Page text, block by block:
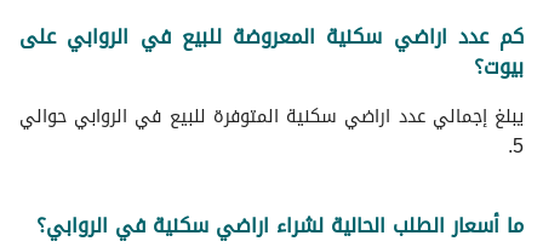
اراضي سكنية حي الخزامى
اراضي سكنية حي السلام
اراضي سكنية حي الفاخرية
اراضي سكنية حي الأشرفية
كم عدد اراضي سكنية المعروضة للبيع في الروابي على
بيوت؟
يبلغ إجمالي عدد اراضي سكنية المتوفرة للبيع في الروابي حوالي
5.
ما أسعار الطلب الحالية لشراء اراضي سكنية في الروابي؟